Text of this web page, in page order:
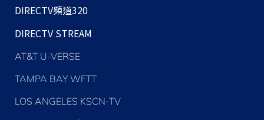
DIRECTV頻道320
DIRECTV STREAM
AT&T U-VERSE
TAMPA BAY WFTT
LOS ANGELES KSCN-TV